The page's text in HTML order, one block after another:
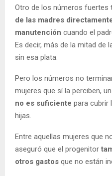
Otro de los números fuertes
de las madres
manutención cuando el
Es decir, más de la mitad de
sin esa plata.
Pero los números no
mujeres que sí la perciben,
no es suficiente para cubrir
hijas.
Entre aquellas mujeres que
aseguró que el progenitor
otros gastos que no están